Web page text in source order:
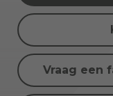
Vraag een